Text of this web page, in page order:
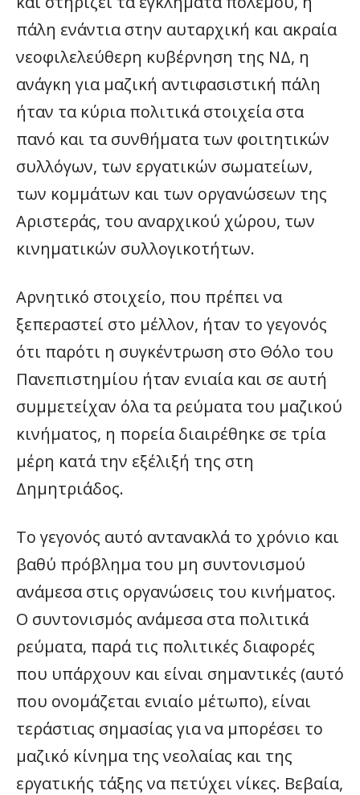
πάλη ενάντια στην αυταρχική και ακραία
νεοφιλελεύθερη κυβέρνηση της ΝΔ, η
ανάγκη για μαζική αντιφασιστική πάλη
ήταν τα κύρια πολιτικά στοιχεία στα
πανό και τα συνθήματα των φοιτητικών
συλλόγων, των εργατικών σωματείων,
των κομμάτων και των οργανώσεων της
Αριστεράς, του αναρχικού χώρου, των
κινηματικών συλλογικοτήτων.
Αρνητικό στοιχείο, που πρέπει να
ξεπεραστεί στο μέλλον, ήταν το γεγονός
ότι παρότι η συγκέντρωση στο Θόλο του
Πανεπιστημίου ήταν ενιαία και σε αυτή
συμμετείχαν όλα τα ρεύματα του μαζικού
κινήματος, η πορεία διαιρέθηκε σε τρία
μέρη κατά την εξέλιξή της στη
Δημητριάδος.
Το γεγονός αυτό αντανακλά το χρόνιο και
βαθύ πρόβλημα του μη συντονισμού
ανάμεσα στις οργανώσεις του κινήματος.
Ο συντονισμός ανάμεσα στα πολιτικά
ρεύματα, παρά τις πολιτικές διαφορές
που υπάρχουν και είναι σημαντικές (αυτό
που ονομάζεται ενιαίο μέτωπο), είναι
τεράστιας σημασίας για να μπορέσει το
μαζικό κίνημα της νεολαίας και της
εργατικής τάξης να πετύχει νίκες. Βεβαία,